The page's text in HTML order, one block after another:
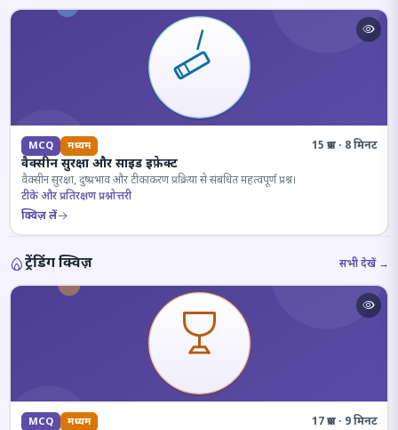
MCQ मध्यम 15 प्रश्न · 8 मिनट
वैक्सीन सुरक्षा और साइड इफ़ेक्ट
वैक्सीन सुरक्षा, दुष्प्रभाव और टीकाकरण प्रक्रिया से संबंधित महत्वपूर्ण प्रश्न।
टीके और प्रतिरक्षण प्रश्नोत्तरी
क्विज़ लें
ट्रेंडिंग क्विज़ सभी देखें →
MCQ मध्यम 17 प्रश्न · 9 मिनट